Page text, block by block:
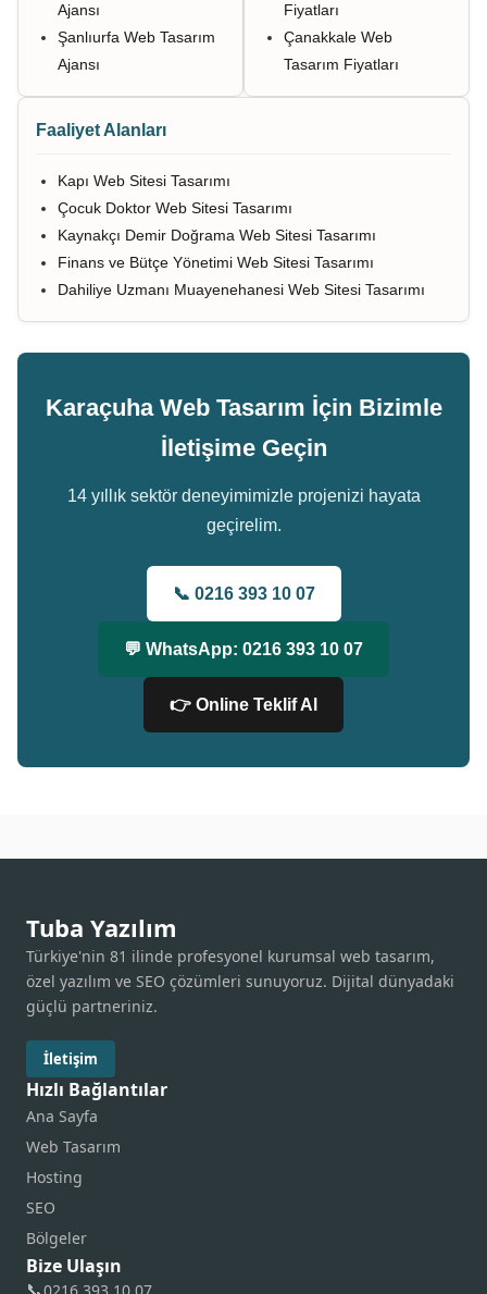
Ajansı
Şanlıurfa Web Tasarım
Ajansı
Fiyatları
Çanakkale Web
Tasarım Fiyatları
Faaliyet Alanları
Kapı Web Sitesi Tasarımı
Çocuk Doktor Web Sitesi Tasarımı
Kaynakçı Demir Doğrama Web Sitesi Tasarımı
Finans ve Bütçe Yönetimi Web Sitesi Tasarımı
Dahiliye Uzmanı Muayenehanesi Web Sitesi Tasarımı
Karaçuha Web Tasarım İçin Bizimle
İletişime Geçin
14 yıllık sektör deneyimimizle projenizi hayata
geçirelim.
📞 0216 393 10 07
💬 WhatsApp: 0216 393 10 07
👉 Online Teklif Al
Tuba Yazılım
Türkiye'nin 81 ilinde profesyonel kurumsal web tasarım,
özel yazılım ve SEO çözümleri sunuyoruz. Dijital dünyadaki
güçlü partneriniz.
İletişim
Hızlı Bağlantılar
Ana Sayfa
Web Tasarım
Hosting
SEO
Bölgeler
Bize Ulaşın
0216 393 10 07